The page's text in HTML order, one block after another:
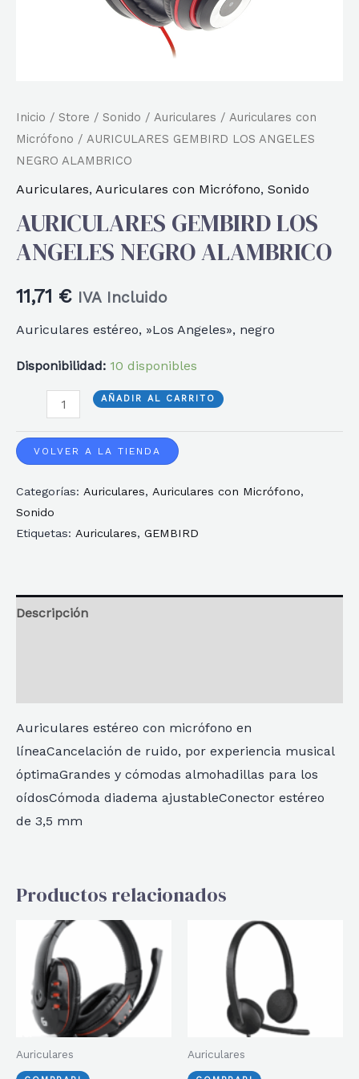
Inicio / Store / Sonido / Auriculares / Auriculares con
Micrófono / AURICULARES GEMBIRD LOS ANGELES
NEGRO ALAMBRICO
Auriculares, Auriculares con Micrófono, Sonido
AURICULARES GEMBIRD LOS
ANGELES NEGRO ALAMBRICO
11,71 € IVA Incluido
Auriculares estéreo, »Los Angeles», negro
Disponibilidad: 10 disponibles
AURICULARES
LOS
NEGRO
ALAMBRICO
cantidad
AÑADIR AL CARRITO
VOLVER A LA TIENDA
Categorías: Auriculares, Auriculares con Micrófono,
Sonido
Etiquetas: Auriculares, GEMBIRD
Descripción
Auriculares estéreo con micrófono en
líneaCancelación de ruido, por experiencia musical
óptimaGrandes y cómodas almohadillas para los
oídosCómoda diadema ajustableConector estéreo
de 3,5 mm
Productos relacionados
Auriculares Auriculares